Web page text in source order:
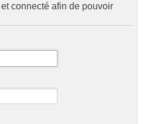
connecté afin de pouvoir